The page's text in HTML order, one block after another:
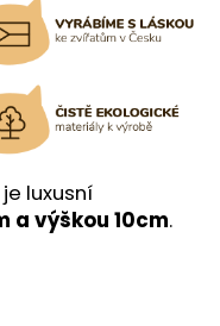
luxusní
a výškou 10cm.